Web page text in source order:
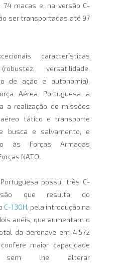
macas e, na versão C-
ser transportadas até 97
características
versatilidade,
de ação e autonomia),
Aérea Portuguesa a
a realização de missões
tático e transporte
busca e salvamento, e
às Forças Armadas
NATO.
possui três C-
que resulta do
C-130H, pela introdução na
anéis, que aumentam o
da aeronave em 4,572
maior capacidade
sem lhe alterar